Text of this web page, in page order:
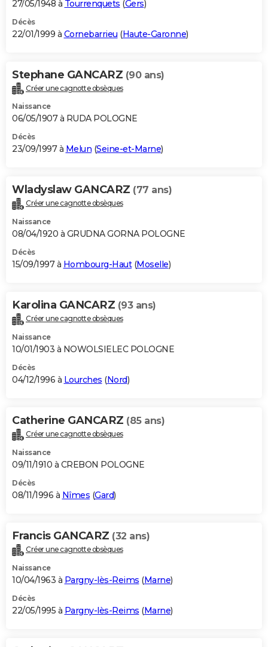
27/05/1948 à Tourrenquets (Gers)
Décès
22/01/1999 à Cornebarrieu (Haute-Garonne)
Stephane GANCARZ (90 ans)
Créer une cagnotte obsèques
Naissance
06/05/1907 à RUDA POLOGNE
Décès
23/09/1997 à Melun (Seine-et-Marne)
Wladyslaw GANCARZ (77 ans)
Créer une cagnotte obsèques
Naissance
08/04/1920 à GRUDNA GORNA POLOGNE
Décès
15/09/1997 à Hombourg-Haut(Moselle)
Karolina GANCARZ (93 ans)
Créer une cagnotte obsèques
Naissance
10/01/1903 à NOWOLSIELEC POLOGNE
Décès
04/12/1996 à Lourches (Nord)
Catherine GANCARZ (85 ans)
Créer une cagnotte obsèques
Naissance
09/11/1910 à CREBON POLOGNE
Décès
08/11/1996 à Nîmes (Gard)
Francis GANCARZ (32 ans)
Créer une cagnotte obsèques
Naissance
10/04/1963 à Pargny-lès-Reims (Marne)
Décès
22/05/1995 à Pargny-lès-Reims (Marne)